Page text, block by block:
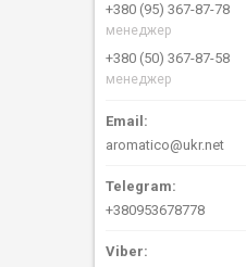
+380 (95) 367-87-78
менеджер
+380 (50) 367-87-58
менеджер
aromatico@ukr.net
+380953678778